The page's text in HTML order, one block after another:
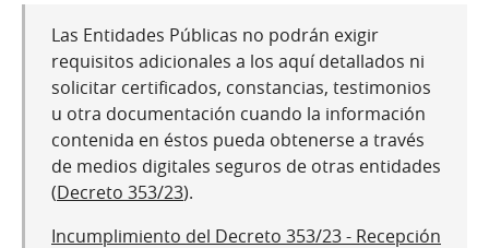
Las Entidades Públicas no podrán exigir
requisitos adicionales a los aquí detallados ni
solicitar certificados, constancias, testimonios
u otra documentación cuando la información
contenida en éstos pueda obtenerse a través
de medios digitales seguros de otras entidades
(Decreto 353/23).
Incumplimiento del Decreto 353/23 - Recepción